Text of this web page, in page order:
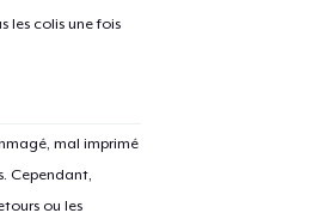
les colis une fois
mal imprimé
Cependant,
ou les